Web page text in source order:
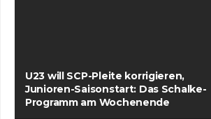
U23 will SCP-Pleite korrigieren,
Junioren-Saisonstart: Das Schalke-
Programm am Wochenende